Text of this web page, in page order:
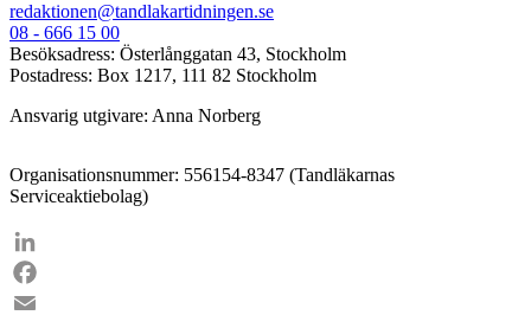
redaktionen@tandlakartidningen.se
08 - 666 15 00
Besöksadress: Österlånggatan 43, Stockholm
Postadress: Box 1217, 111 82 Stockholm
Ansvarig utgivare: Anna Norberg
Organisationsnummer: 556154-8347 (Tandläkarnas
Serviceaktiebolag)
LinkedIn
Facebook